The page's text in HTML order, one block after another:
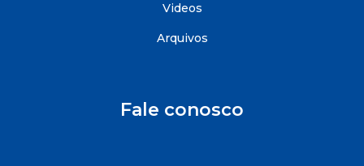
Videos
Arquivos
Fale conosco